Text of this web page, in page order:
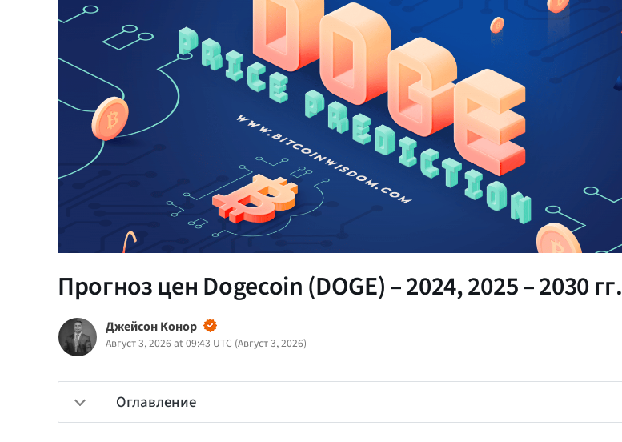
Прогноз цен Dogecoin (DOGE) – 2024, 2025 – 2030 гг.
Джейсон Конор
Август 3, 2026 at 09:43 UTC (Август 3, 2026)
Оглавление